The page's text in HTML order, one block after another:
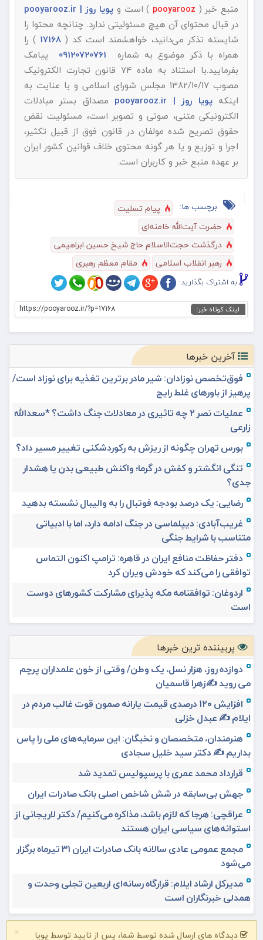
منبع خبر ( pooyarooz ) است و پویا روز | pooyarooz.ir
در قبال محتوای آن هیچ مسئولیتی ندارد. چنانچه محتوا را
شایسته تذکر می‌دانید، خواهشمند است کد (
) را
همراه با ذکر موضوع به شماره
پیامک
بفرمایید.با استناد به ماده ۷۴ قانون تجارت الکترونیک
مصوب ۱۳۸۲/۱۰/۱۷ مجلس شورای اسلامی و با عنایت به
اینکهپویا روز | pooyarooz.ir
مصداق بستر مبادلات
الکترونیکی متنی، صوتی و تصویر است، مسئولیت نقض
حقوق تصریح شده مولفان در قانون فوق از قبیل تکثیر،
اجرا و توزیع و یا هر گونه محتوی خلاف قوانین کشور ایران
بر عهده منبع خبر و کاربران است.
برچسب ها:
پیام تسلیت
حضرت آیت‌الله خامنه‌ای
درگذشت حجت‌الاسلام حاج شیخ حسین ابراهیمی
رهبر انقلاب اسلامی
مقام ‌معظم رهبری
به اشتراک بگذارید:
لینک کوتاه خبر: https://pooyarooz.ir/?p=17168
آخرین خبرها
فوق‌تخصص نوزادان: شیر مادر برترین تغذیه برای نوزاد است/
پرهیز از باورهای غلط رایج
عملیات نصر ۲ چه تاثیری در معادلات جنگ داشت؟ *سعدالله
زارعی
بورس تهران چگونه از ریزش به رکوردشکنی تغییر مسیر داد؟
تنگی انگشتر و کفش در گرما؛ واکنش طبیعی بدن یا هشدار
جدی؟
رضایی: یک درصد بودجه فوتبال را به والیبال نشسته بدهید
غریب‌آبادی: دیپلماسی در جنگ ادامه دارد، اما با ادبیاتی
متناسب با شرایط جنگی
دفتر حفاظت منافع ایران در قاهره: ترامپ اکنون التماس
توافقی را می‌کند که خودش ویران کرد
اردوغان: توافقنامه مکه پذیرای مشارکت کشورهای دوست
است
پربیننده ترین خبرها
دوازده روز، هزار نسل، یک وطن/ وقتی از خون علمداران پرچم
می روید ✍️زهرا قاسمیان
افزایش ۱۲۰ درصدی قیمت یارانه صمون قوت غالب مردم در
ایلام ✍️ عبدل خزلی
هنرمندان، متخصصان و نخبگان: این سرمایه‌های ملی را پاس
بداریم ✍️ دکتر سید خلیل سجادی
قرارداد محمد عمری با پرسپولیس تمدید شد
جهش بی‌سابقه در شش شاخص اصلی بانک صادرات ایران
عراقچی: هرجا که لازم باشد، مذاکره می‌کنیم/ دکتر لاریجانی از
استوانه‌های سیاسی ایران هستند
مجمع عمومی عادی سالانه بانک صادرات ایران ۳۱ تیرماه برگزار
می‌شود
مدیرکل ارشاد ایلام: قرارگاه رسانه‌ای اربعین تجلی وحدت و
همدلی خبرنگاران است
×
دیدگاه های ارسال شده توسط شما، پس از تایید توسط پویا